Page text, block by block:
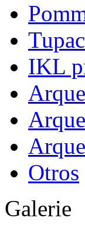
IKL
Otros
Galerie